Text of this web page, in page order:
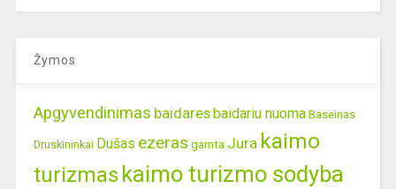
Žymos
Apgyvendinimas baidares baidariu nuoma Baseinas
Druskininkai Dušas ezeras gamta Jura kaimo
turizmas kaimo turizmo sodyba